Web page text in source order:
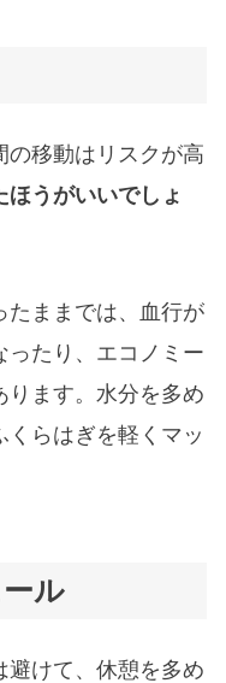
の移動はリスクが高
ほうがいいでしょ
たままでは、血行が
ったり、エコノミー
ります。水分を多め
らはぎを軽くマッ
ル
避けて、休憩を多め